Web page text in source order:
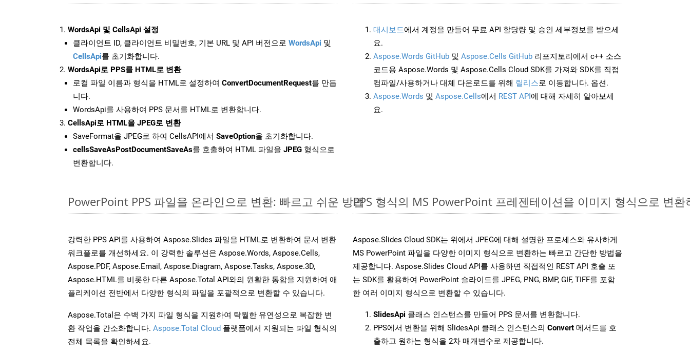
WordsApi 및 CellsApi 설정
클라이언트 ID, 클라이언트 비밀번호, 기본 URL 및 API 버전으로 WordsApi 및
CellsApi를 초기화합니다.
WordsApi로 PPS를 HTML로 변환
로컬 파일 이름과 형식을 HTML로 설정하여 ConvertDocumentRequest를 만듭
니다.
WordsApi를 사용하여 PPS 문서를 HTML로 변환합니다.
CellsApi로 HTML을 JPEG로 변환
SaveFormat을 JPEG로 하여 CellsAPI에서 SaveOption을 초기화합니다.
cellsSaveAsPostDocumentSaveAs를 호출하여 HTML 파일을 JPEG 형식으로
변환합니다.
대시보드에서 계정을 만들어 무료 API 할당량 및 승인 세부정보를 받으세
요.
Aspose.Words GitHub 및 Aspose.Cells GitHub 리포지토리에서 c++ 소스
코드용 Aspose.Words 및 Aspose.Cells Cloud SDK를 가져와 SDK를 직접
컴파일/사용하거나 대체 다운로드를 위해 릴리스로 이동합니다. 옵션.
Aspose.Words 및 Aspose.Cells에서 REST API에 대해 자세히 알아보세
요.
PowerPoint PPS 파일을 온라인으로 변환: 빠르고 쉬운 방법
강력한 PPS API를 사용하여 Aspose.Slides 파일을 HTML로 변환하여 문서 변환
워크플로를 개선하세요. 이 강력한 솔루션은 Aspose.Words, Aspose.Cells,
Aspose.PDF, Aspose.Email, Aspose.Diagram, Aspose.Tasks, Aspose.3D,
Aspose.HTML를 비롯한 다른 Aspose.Total API와의 원활한 통합을 지원하여 애
플리케이션 전반에서 다양한 형식의 파일을 포괄적으로 변환할 수 있습니다.
Aspose.Total은 수백 가지 파일 형식을 지원하여 탁월한 유연성으로 복잡한 변
환 작업을 간소화합니다. Aspose.Total Cloud 플랫폼에서 지원되는 파일 형식의
전체 목록을 확인하세요.
PPS 형식의 MS PowerPoint 프레젠테이션을 이미지 형식으로 변
Aspose.Slides Cloud SDK는 위에서 JPEG에 대해 설명한 프로세스와 유사하게
MS PowerPoint 파일을 다양한 이미지 형식으로 변환하는 빠르고 간단한 방법을
제공합니다. Aspose.Slides Cloud API를 사용하면 직접적인 REST API 호출 또
는 SDK를 활용하여 PowerPoint 슬라이드를 JPEG, PNG, BMP, GIF, TIFF를 포함
한 여러 이미지 형식으로 변환할 수 있습니다.
SlidesApi 클래스 인스턴스를 만들어 PPS 문서를 변환합니다.
PPS에서 변환을 위해 SlidesApi 클래스 인스턴스의 Convert 메서드를 호
출하고 원하는 형식을 2차 매개변수로 제공합니다.